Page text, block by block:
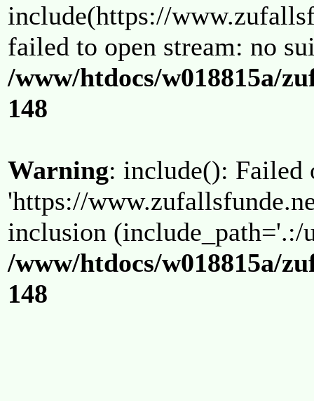
include(https://
failed to open stream: no
/www/htdocs/w018815a/
148
Warning: include(): Failed
'https://
inclusion (include_path='.:/
/www/htdocs/w018815a/
148